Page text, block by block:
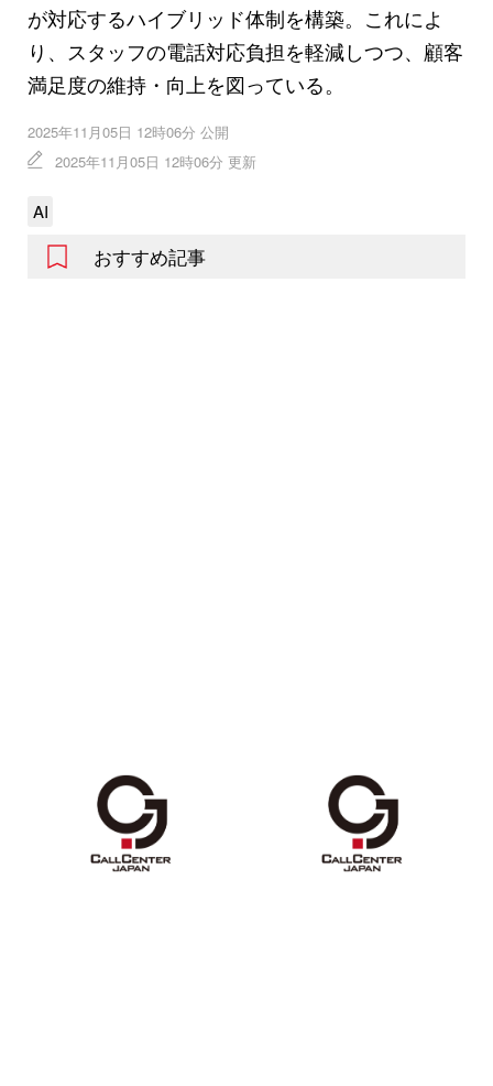
が対応するハイブリッド体制を構築。これによ
り、スタッフの電話対応負担を軽減しつつ、顧客
満足度の維持・向上を図っている。
2025年11月05日 12時06分 公開
2025年11月05日 12時06分 更新
AI
おすすめ記事